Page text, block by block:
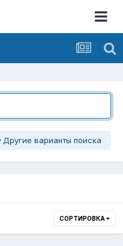
Другие варианты поиска
СОРТИРОВКА